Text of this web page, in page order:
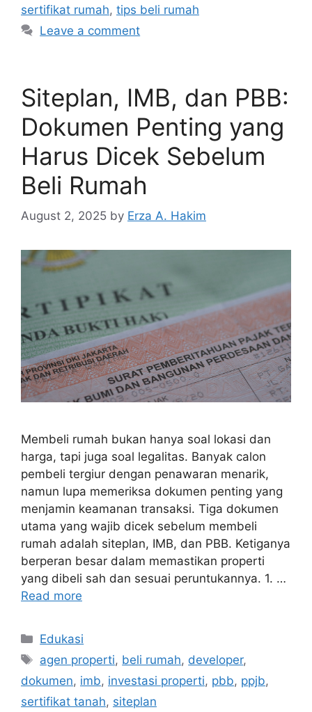
sertifikat rumah, tips beli rumah
Leave a comment
Siteplan, IMB, dan PBB:
Dokumen Penting yang
Harus Dicek Sebelum
Beli Rumah
August 2, 2025 by Erza A. Hakim
Membeli rumah bukan hanya soal lokasi dan
harga, tapi juga soal legalitas. Banyak calon
pembeli tergiur dengan penawaran menarik,
namun lupa memeriksa dokumen penting yang
menjamin keamanan transaksi. Tiga dokumen
utama yang wajib dicek sebelum membeli
rumah adalah siteplan, IMB, dan PBB. Ketiganya
berperan besar dalam memastikan properti
yang dibeli sah dan sesuai peruntukannya. 1. …
Read more
Edukasi
agen properti, beli rumah, developer,
dokumen, imb, investasi properti, pbb, ppjb,
sertifikat tanah, siteplan